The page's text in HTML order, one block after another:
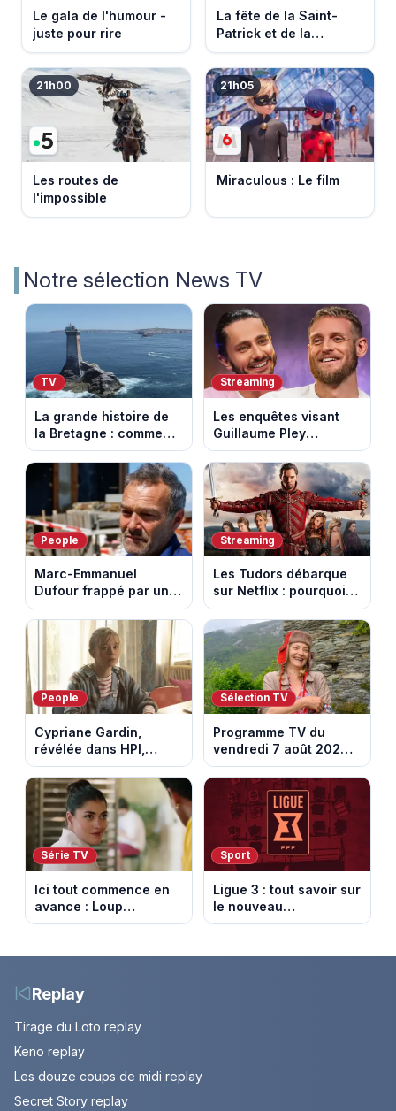
Le gala de l'humour -
juste pour rire
La fête de la Saint-
Patrick et de la
Bretagne
21h00
Les routes de
l'impossible
21h05
Miraculous : Le film
Notre sélection News TV
TV
La grande histoire de
la Bretagne : comment
les Bretons ont
défendu leur culture
au fil des décennies
Streaming
Les enquêtes visant
Guillaume Pley
poussent Ragnar Le
Breton à quitter la
tournée Legend
People
Marc-Emmanuel
Dufour frappé par un
terrible incendie : son
chalet part en fumée
Streaming
Les Tudors débarque
sur Netflix : pourquoi la
série n’a rien perdu de
son pouvoir
People
Cypriane Gardin,
révélée dans HPI,
lance une cagnotte
après des difficultés
financières
Sélection TV
Programme TV du
vendredi 7 août 2026 :
notre sélection pour
votre soirée télé
Série TV
Ici tout commence en
avance : Loup
découvre la trahison
10 août 2026 (spoiler)
Sport
Ligue 3 : tout savoir sur
le nouveau
championnat qui
Replay
Tirage du Loto replay
Keno replay
Les douze coups de midi replay
Secret Story replay